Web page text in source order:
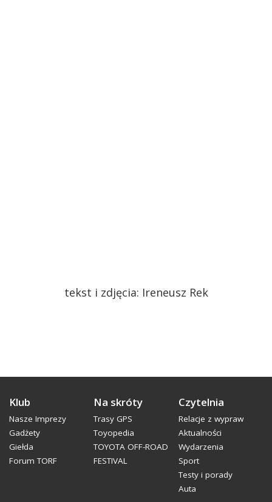
tekst i zdjęcia: Ireneusz Rek
Klub
Nasze Imprezy
Gadżety
Giełda
Forum TORF
Na skróty
Trasy GPS
Toyopedia
TOYOTA OFF-ROAD
FESTIVAL
Czytelnia
Relacje z wypraw
Aktualności
Wydarzenia
Sport
Testy i porady
Auta